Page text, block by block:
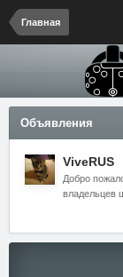
Главная
Объявления
ViveRUS
Добро
владельцев